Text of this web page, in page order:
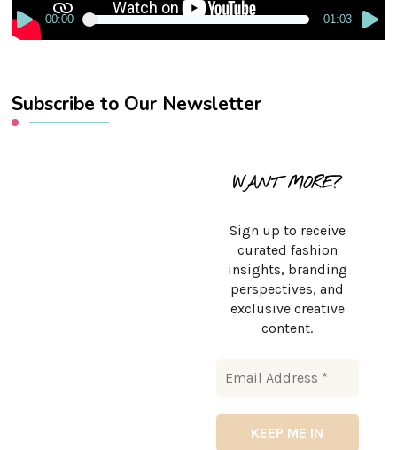
00:00 01:03
Subscribe to Our Newsletter
WANT MORE?
Sign up to receive
curated fashion
insights, branding
perspectives, and
exclusive creative
content.